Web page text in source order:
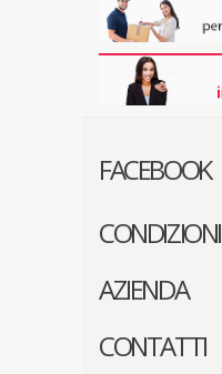
FACEBOOK
CONDIZIONI
AZIENDA
CONTATTI